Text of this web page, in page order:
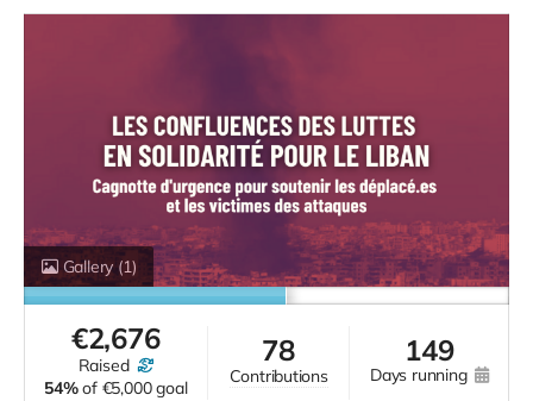
Gallery (1)
€2,676
raised
54% of €5,000 goal
78
contributions
149
days running